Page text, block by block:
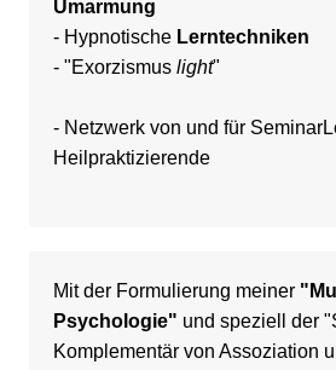
Umarmung
- Hypnotische Lerntechniken
- "Exorzismus light"
- Netzwerk von und für
Heilpraktizierende
Mit der Formulierung meiner
Psychologie" und speziell der
Komplementär von Assoziation